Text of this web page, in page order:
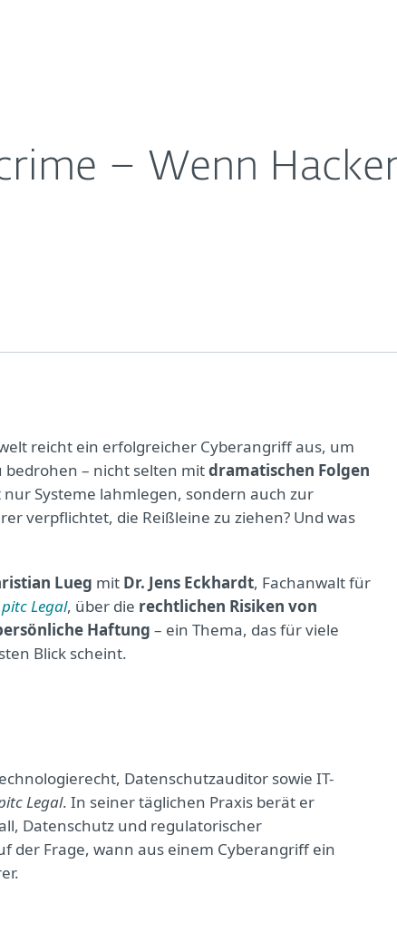
– Wenn
reicht ein erfolgreicher Cyberangriff aus, um
bedrohen – nicht selten mitdramatischen Folgen
nur Systeme lahmlegen, sondern auch zur
verpflichtet, die Reißleine zu ziehen? Und was
Lueg mit Dr. Jens Eckhardt, Fachanwalt für
pitc Legal, über die rechtlichen Risiken von
Haftung – ein Thema, das für viele
Blick scheint.
Datenschutzauditor sowie IT-
Legal. In seiner täglichen Praxis berät er
Datenschutz und regulatorischer
der Frage, wann aus einem Cyberangriff ein